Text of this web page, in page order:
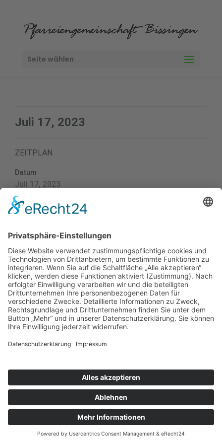
Seite wählen
Juli 17, 2023
ZEITPLAN
Datum
Juli 17, 2023
Zeit
19:15
Gottesdienst
Ort:
Fronhofen
Pfarreiengemeinschaft Bissingen ©2024 |
Impressum|Datenschutz